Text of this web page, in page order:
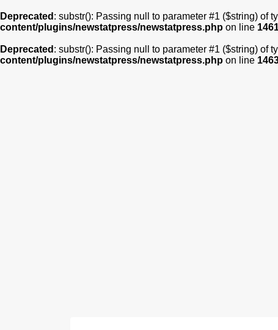
Deprecated : substr(): Passing null to parameter #1 ($string) of
content/plugins/newstatpress/newstatpress.php on line
Deprecated : substr(): Passing null to parameter #1 ($string) of
content/plugins/newstatpress/newstatpress.php on line